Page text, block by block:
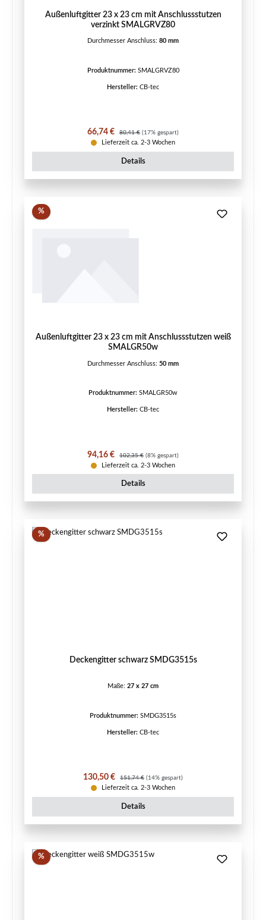
Außenluftgitter 23 x 23 cm mit Anschlussstutzen
verzinkt SMALGRVZ80
Durchmesser Anschluss: 80 mm
Produktnummer: SMALGRVZ80
Hersteller: CB-tec
Verkaufspreis:
66,74 € Regulärer Preis:
80,41 € (17% gespart)
Lieferzeit ca. 2-3 Wochen
Details
%Rabatt
Außenluftgitter 23 x 23 cm mit Anschlussstutzen weiß
SMALGR50w
Durchmesser Anschluss: 50 mm
Produktnummer: SMALGR50w
Hersteller: CB-tec
Verkaufspreis:
94,16 € Regulärer Preis:
102,35 € (8% gespart)
Lieferzeit ca. 2-3 Wochen
Details
%Rabatt
Deckengitter schwarz SMDG3515s
Maße: 27 x 27 cm
Produktnummer: SMDG3515s
Hersteller: CB-tec
Verkaufspreis:
130,50 € Regulärer Preis:
151,74 € (14% gespart)
Lieferzeit ca. 2-3 Wochen
Details
%Rabatt